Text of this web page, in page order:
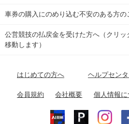
チャリロトプラザ
関
東
小田原競輪場
名古屋競輪場 岐阜競輪場 大
富山競輪場 松阪競輪場 四日
福井競輪場 奈良競輪場 向
Perfecta Navi
netkeirin
車券の購入にのめり込む不安のある方の
公営競技の払戻金を受けた方へ（クリ
移動します）
はじめての方へ ヘルプセン
会員規約 会社概要 個人情報に